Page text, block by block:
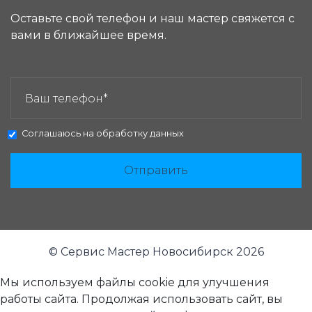
Оставьте свой телефон и наш мастер свяжется с
вами в ближайшее время.
Соглашаюсь на обработку данных
Отправить
© Сервис Мастер Новосибирск 2026
Мы используем файлы cookie для улучшения
работы сайта. Продолжая использовать сайт, вы